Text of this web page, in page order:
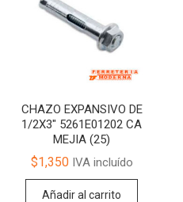
CHAZO EXPANSIVO DE
1/2X3″ 5261E01202 CA
MEJIA (25)
$1,350IVA incluído
Añadir al carrito